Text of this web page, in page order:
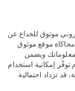
موثوق للخداع عن
موقع موثوق
ويضمن
توفّر إمكانية استخدام
قد تزداد احتمالية